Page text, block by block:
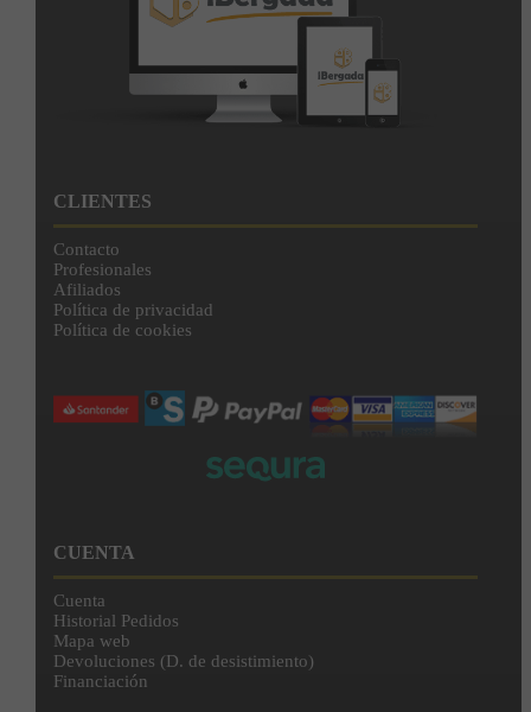
CLIENTES
Contacto
Profesionales
Afiliados
Política de privacidad
Política de cookies
CUENTA
Cuenta
Historial Pedidos
Mapa web
Devoluciones (D. de desistimiento)
Financiación